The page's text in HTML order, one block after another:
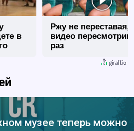
в
Ржу не переставая,
видео
раз
музее теперь можно